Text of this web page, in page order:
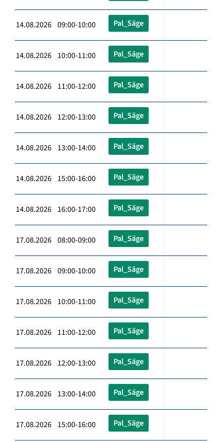
14.08.2026 09:00-10:00 Pal_Säge
14.08.2026 10:00-11:00 Pal_Säge
14.08.2026 11:00-12:00 Pal_Säge
14.08.2026 12:00-13:00 Pal_Säge
14.08.2026 13:00-14:00 Pal_Säge
14.08.2026 15:00-16:00 Pal_Säge
14.08.2026 16:00-17:00 Pal_Säge
17.08.2026 08:00-09:00 Pal_Säge
17.08.2026 09:00-10:00 Pal_Säge
17.08.2026 10:00-11:00 Pal_Säge
17.08.2026 11:00-12:00 Pal_Säge
17.08.2026 12:00-13:00 Pal_Säge
17.08.2026 13:00-14:00 Pal_Säge
17.08.2026 15:00-16:00 Pal_Säge